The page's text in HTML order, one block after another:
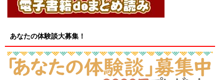
あなたの体験談大募集！